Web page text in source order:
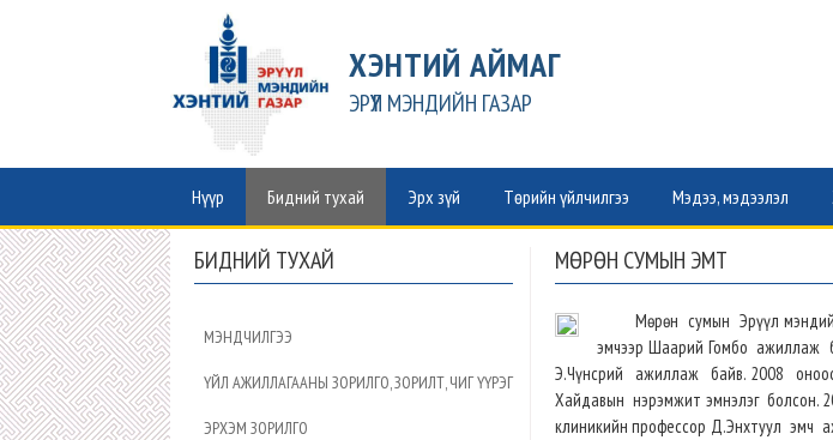
ХЭНТИЙ АЙМАГ
ЭРҮҮЛ МЭНДИЙН ГАЗАР
Нүүр Бидний тухай Эрх зүй Төрийн үйлчилгээ Мэдээ, мэдээлэл
БИДНИЙ ТУХАЙ
МЭНДЧИЛГЭЭ
ҮЙЛ АЖИЛЛАГААНЫ ЗОРИЛГО, ЗОРИЛТ, ЧИГ ҮҮРЭГ
ЭРХЭМ ЗОРИЛГО
МӨРӨН СУМЫН ЭМТ
Мөрөн сумын Эрүүл мэндийн
эмчээр Шаарий Гомбо ажиллаж
Э.Чүнсрий ажиллаж байв. 2008
Хайдавын нэрэмжит эмнэлэг болсон.
клиникийн профессор Д.Энхтуул эмч